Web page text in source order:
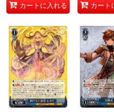
カートに入れる カート